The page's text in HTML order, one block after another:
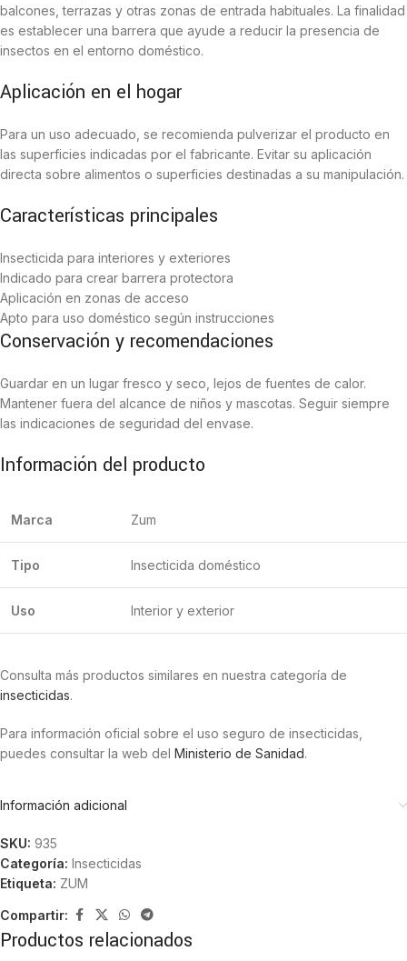
balcones, terrazas y otras zonas de entrada habituales. La finalidad
es establecer una barrera que ayude a reducir la presencia de
insectos en el entorno doméstico.
Aplicación en el hogar
Para un uso adecuado, se recomienda pulverizar el producto en
las superficies indicadas por el fabricante. Evitar su aplicación
directa sobre alimentos o superficies destinadas a su manipulación.
Características principales
Insecticida para interiores y exteriores
Indicado para crear barrera protectora
Aplicación en zonas de acceso
Apto para uso doméstico según instrucciones
Conservación y recomendaciones
Guardar en un lugar fresco y seco, lejos de fuentes de calor.
Mantener fuera del alcance de niños y mascotas. Seguir siempre
las indicaciones de seguridad del envase.
Información del producto
Marca Zum
Tipo Insecticida doméstico
Uso Interior y exterior
Consulta más productos similares en nuestra categoría de
insecticidas.
Para información oficial sobre el uso seguro de insecticidas,
puedes consultar la web del Ministerio de Sanidad.
Información adicional
SKU: 935
Categoría: Insecticidas
Etiqueta: ZUM
Compartir:
Productos relacionados